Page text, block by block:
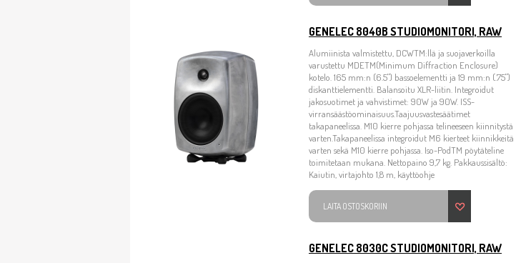
GENELEC 8040B STUDIOMONITORI, RAW
Alumiinista valmistettu, DCWTM:llä ja suojaverkoilla
varustettu MDETM(Minimum Diffraction Enclosure)
kotelo. 165 mm:n (6.5") bassoelementti ja 19 mm:n (.75")
diskanttielementti. Balansoitu XLR-liitin. Integroidut
jakosuotimet ja vahvistimet: 90W ja 90W. ISS-
virransäästöominaisuus.Taajuusvastesäätimet
takapaneelissa. M10 kierre pohjassa telineeseen kiinnitystä
varten.Takapaneelissa integroidut M6 kierteet kiinnikkeitä
varten sekä M10 kierre pohjassa. Iso-PodTM pöytäteline
toimitetaan mukana. Nettopaino 9,7 kg. Pakkaussisältö:
Kaiutin, virtajohto 1,8 m, käyttöohje
LAITA OSTOSKORIIN
GENELEC 8030C STUDIOMONITORI, RAW